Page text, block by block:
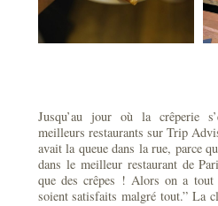
Jusqu’au jour où la crêperie
meilleurs restaurants sur Trip
avait la queue dans la rue, parce
dans le meilleur restaurant de
que des crêpes ! Alors on a tout
soient satisfaits malgré tout.” La